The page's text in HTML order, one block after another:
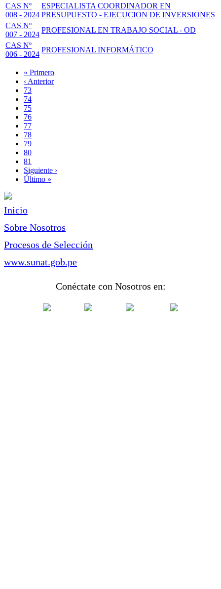
CAS Nº
008 - 2024
ESPECIALISTA COORDINADOR EN
PRESUPUESTO - EJECUCION DE INVERSIONES
CAS Nº
007 - 2024
PROFESIONAL EN TRABAJO SOCIAL - OD
CAS Nº
006 - 2024
PROFESIONAL INFORMÁTICO
Paginación
Primera
página
« Primero
Página
anterior
‹ Anterior
Page
73
Page
74
Page
75
Page
76
Página
actual
77
Page
78
Page
79
Page
80
Page
81
Siguiente
página
Siguiente ›
Última
Último »
Inicio
Sobre Nosotros
Procesos de Selección
www.sunat.gob.pe
Conéctate con Nosotros en: